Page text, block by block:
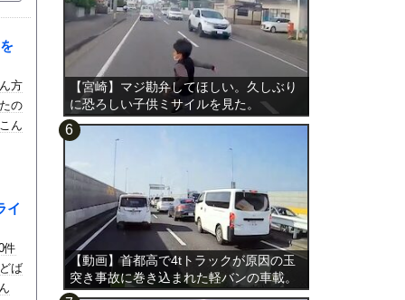
方
の
ん
イ
件
ば
【宮崎】マジ勘弁してほしい。久しぶり
に恐ろしい子供ミサイルを見た。
【動画】首都高で4tトラックが原因の玉
突き事故に巻き込まれた軽バンの車載。